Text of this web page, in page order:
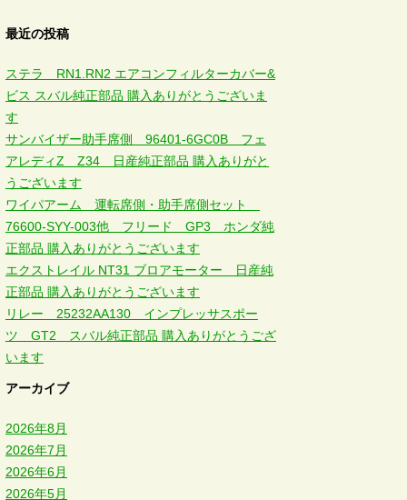
最近の投稿
ステラ RN1.RN2 エアコンフィルターカバー&
ビス スバル純正部品 購入ありがとうございま
す
サンバイザー助手席側 96401-6GC0B フェ
アレディZ Z34 日産純正部品 購入ありがと
うございます
ワイパアーム 運転席側・助手席側セット
76600-SYY-003他 フリード GP3 ホンダ純
正部品 購入ありがとうございます
エクストレイル NT31 ブロアモーター 日産純
正部品 購入ありがとうございます
リレー 25232AA130 インプレッサスポー
ツ GT2 スバル純正部品 購入ありがとうござ
います
アーカイブ
2026年8月
2026年7月
2026年6月
2026年5月